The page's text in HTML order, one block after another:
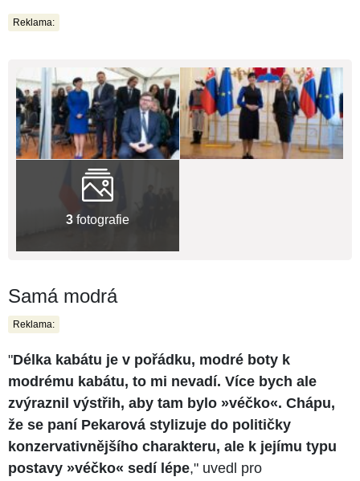
Reklama:
3 fotografie
Samá modrá
Reklama:
"Délka kabátu je v pořádku, modré boty k
modrému kabátu, to mi nevadí. Více bych ale
zvýraznil výstřih, aby tam bylo »véčko«. Chápu,
že se paní Pekarová stylizuje do političky
konzervativnějšího charakteru, ale k jejímu typu
postavy »véčko« sedí lépe," uvedl pro